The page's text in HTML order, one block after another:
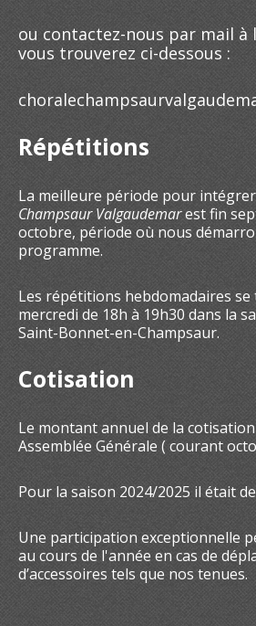
ou contactez-nous par mail à
vous trouverez ci-dessous :
Répétitions
La meilleure période pour intégrer
Champsaur Valgaudemarest fin
octobre, période où nous
programme.
Les répétitions hebdomadaires
mercredi de 18h à 19h30 dans la
Saint-Bonnet-en-Champsaur.
Cotisation
Le montant annuel de la
Assemblée Générale ( courant
Pour la saison 2024/2025 il était
Une participation exceptionnelle
au cours de l'année en cas de
d’accessoires tels que nos tenues.